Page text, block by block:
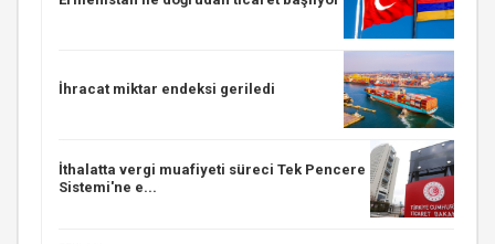
İhracat miktar endeksi geriledi
İthalatta vergi muafiyeti süreci Tek Pencere
Sistemi'ne e...